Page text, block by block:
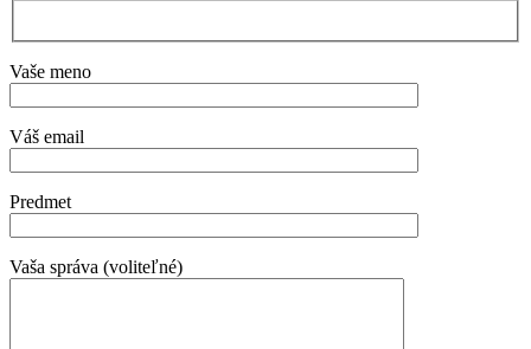
Vaše meno
Váš email
Predmet
Vaša správa (voliteľné)